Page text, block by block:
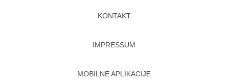
KONTAKT
IMPRESSUM
MOBILNE APLIKACIJE